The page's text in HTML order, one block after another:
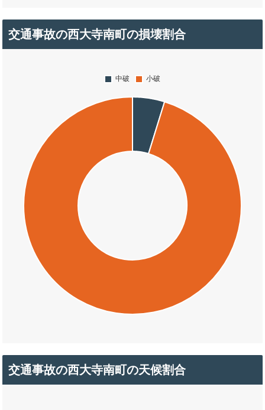
交通事故の西大寺南町の損壊割合
交通事故の西大寺南町の天候割合